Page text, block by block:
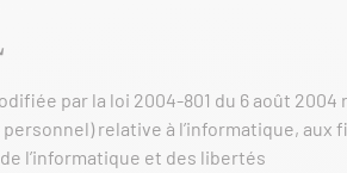
par la loi 2004-801 du 6 août
relative à l’informatique, aux
l’informatique et des libertés